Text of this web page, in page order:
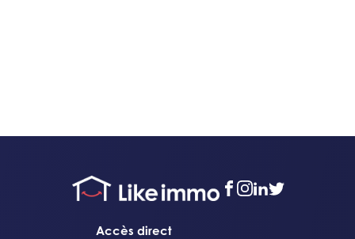
facebook
instagram
linkedin
twitter
Accès direct